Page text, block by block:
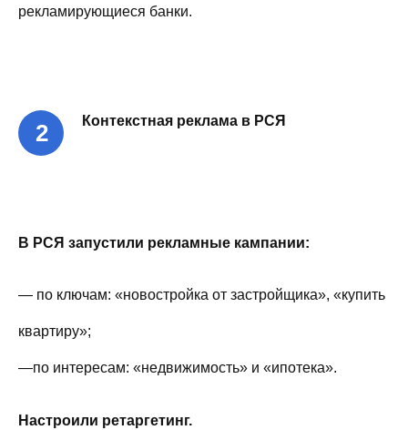
рекламирующиеся банки.
2 Контекстная реклама в РСЯ
В РСЯ запустили рекламные кампании:
— по ключам: «новостройка от застройщика», «купить
квартиру»;
—по интересам: «недвижимость» и «ипотека».
Настроили ретаргетинг.